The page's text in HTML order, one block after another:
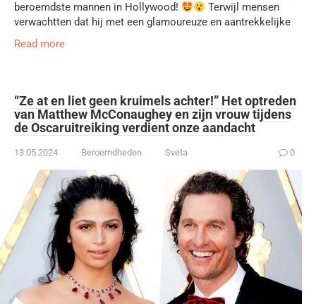
beroemdste mannen in Hollywood!
Terwijl mensen
verwachtten dat hij met een glamoureuze en aantrekkelijke
Read more
“Ze at en liet geen kruimels achter!” Het optreden
van Matthew McConaughey en zijn vrouw tijdens
de Oscaruitreiking verdient onze aandacht
13.05.2024 Beroemdheden Sveta 0